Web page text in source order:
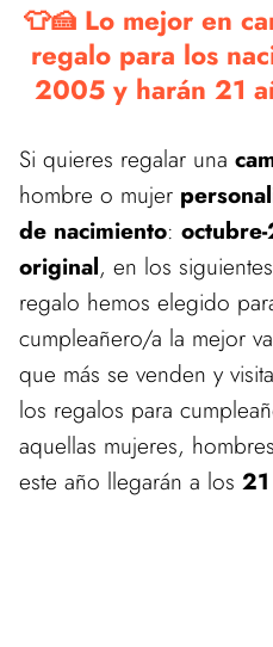
👕🍰 Lo mejor en
regalo para los
2005 y harán 21
Si quieres regalar una
hombre o mujer
de nacimiento:
original, en los
regalo hemos elegido
cumpleañero/a la mejor
que más se venden y
los regalos para
aquellas mujeres,
este año llegarán a los